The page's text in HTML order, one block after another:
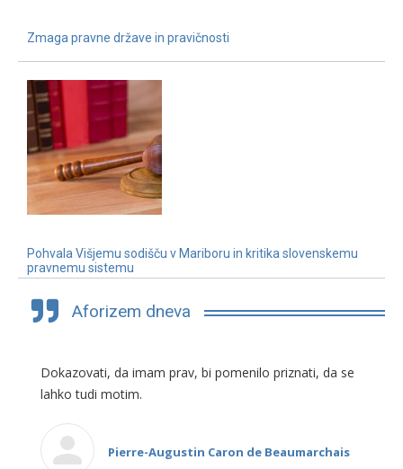
Zmaga pravne države in pravičnosti
Pohvala Višjemu sodišču v Mariboru in kritika slovenskemu
pravnemu sistemu
3. 7. 2019
Aforizem dneva
Dokazovati, da imam prav, bi pomenilo priznati, da se
lahko tudi motim.
Pierre-Augustin Caron de Beaumarchais